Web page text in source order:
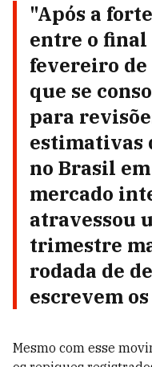
"Após a
entre o final
fevereiro de
que se
para
estimativas
no Brasil
mercado
atravessou
trimestre
rodada de
escrevem
Mesmo com esse